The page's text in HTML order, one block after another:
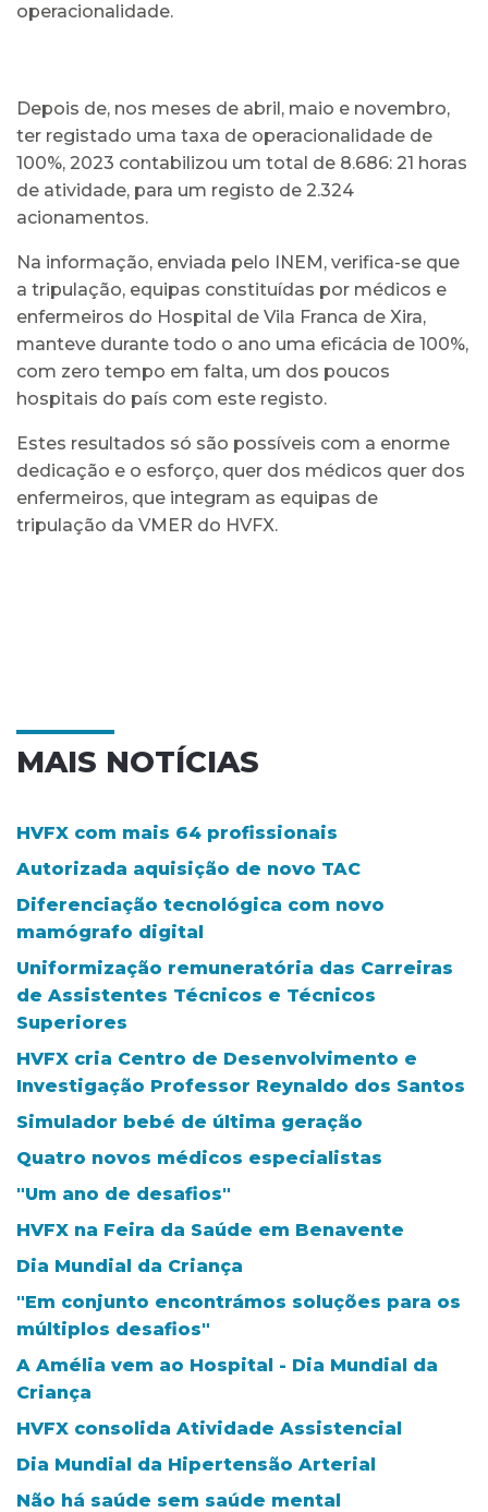
operacionalidade.
Depois de, nos meses de abril, maio e novembro,
ter registado uma taxa de operacionalidade de
100%, 2023 contabilizou um total de 8.686: 21 horas
de atividade, para um registo de 2.324
acionamentos.
Na informação, enviada pelo INEM, verifica-se que
a tripulação, equipas constituídas por médicos e
enfermeiros do Hospital de Vila Franca de Xira,
manteve durante todo o ano uma eficácia de 100%,
com zero tempo em falta, um dos poucos
hospitais do país com este registo.
Estes resultados só são possíveis com a enorme
dedicação e o esforço, quer dos médicos quer dos
enfermeiros, que integram as equipas de
tripulação da VMER do HVFX.
MAIS NOTÍCIAS
HVFX com mais 64 profissionais
Autorizada aquisição de novo TAC
Diferenciação tecnológica com novo
mamógrafo digital
Uniformização remuneratória das Carreiras
de Assistentes Técnicos e Técnicos
Superiores
HVFX cria Centro de Desenvolvimento e
Investigação Professor Reynaldo dos Santos
Simulador bebé de última geração
Quatro novos médicos especialistas
"Um ano de desafios"
HVFX na Feira da Saúde em Benavente
Dia Mundial da Criança
"Em conjunto encontrámos soluções para os
múltiplos desafios"
A Amélia vem ao Hospital - Dia Mundial da
Criança
HVFX consolida Atividade Assistencial
Dia Mundial da Hipertensão Arterial
Não há saúde sem saúde mental